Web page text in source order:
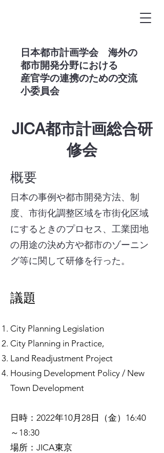
​日本都市計画学会 海外の
都市開発分野における
産官学の連携のための交流
小委員会
JICA都市計画総合研
修会
概要​
日本の事例や都市開発方法、制
度、市街化調整区域を市街化区域
にするときのプロセス、工業団地
の用途の決め方や都市のゾーニン
グ等に関して研修を行った。
​議題
City Planning Legislation
City Planning in Practice,
Land Readjustment Project
Housing Development Policy / New
Town Development
日時：2022年10月28日（金）16:40
～18:30
場所：JICA東京